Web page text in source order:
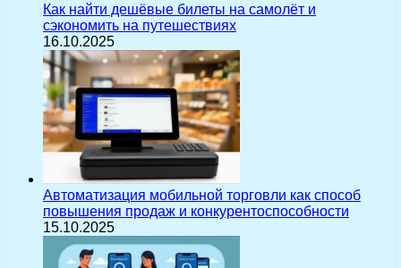
Как найти дешёвые билеты на самолёт и
сэкономить на путешествиях
16.10.2025
Автоматизация мобильной торговли как способ
повышения продаж и конкурентоспособности
15.10.2025